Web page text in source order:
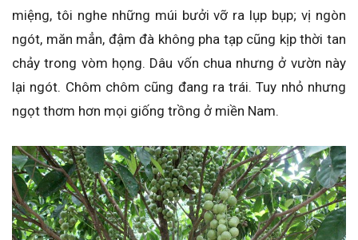
miệng, tôi nghe những múi bưởi vỡ ra lụp bụp; vị ngòn
ngót, măn mẳn, đậm đà không pha tạp cũng kịp thời tan
chảy trong vòm họng. Dâu vốn chua nhưng ở vườn này
lại ngót. Chôm chôm cũng đang ra trái. Tuy nhỏ nhưng
ngọt thơm hơn mọi giống trồng ở miền Nam.